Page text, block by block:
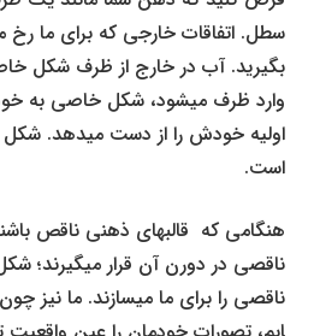
سطل. اتفاقات خارجی که برای ما رخ
بگیرید. آب در خارج از ظرف شکل
وارد ظرف می­شود، شکل خاصی به
اولیه خودش را از دست می­دهد.
است.
هنگامی که قالب­های ذهنی ناقص
ناقصی در دورن آن قرار می­گیرند؛